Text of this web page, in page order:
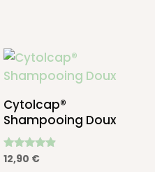
Cytolcap®
Shampooing Doux
Note
4.67
12,90 €